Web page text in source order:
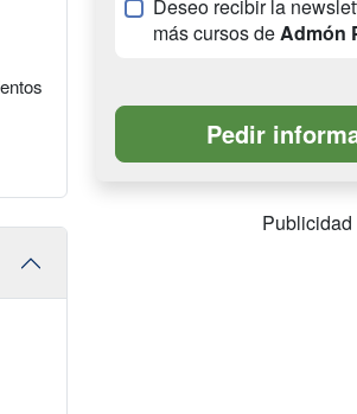
Deseo recibir la
más cursos deAdmón
Publicidad